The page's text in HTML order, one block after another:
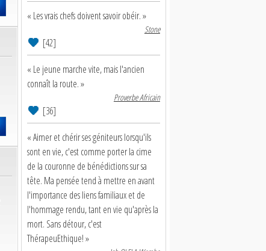
« Les vrais chefs doivent savoir obéir. »
Stone
[42]
« Le jeune marche vite, mais l'ancien
connaît la route. »
Proverbe Africain
[36]
« Aimer et chérir ses géniteurs lorsqu'ils
sont en vie, c'est comme porter la cime
de la couronne de bénédictions sur sa
tête. Ma pensée tend à mettre en avant
l'importance des liens familiaux et de
l'hommage rendu, tant en vie qu'après la
mort. Sans détour, c'est
ThérapeuEthique! »